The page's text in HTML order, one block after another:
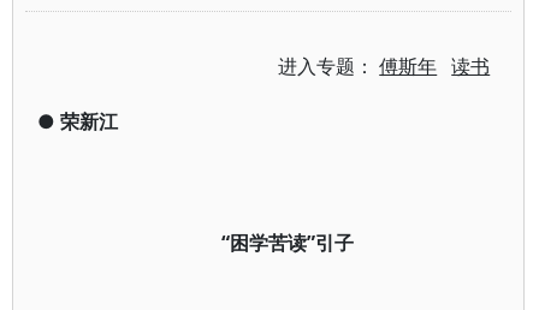
进入专题：傅斯年 读书
● 荣新江
“困学苦读”引子